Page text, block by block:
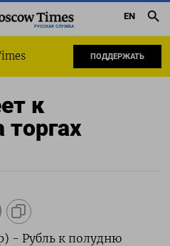
РУССКАЯ СЛУЖБА
EN
ПОДДЕРЖАТЬ
к
- Рубль к полудню